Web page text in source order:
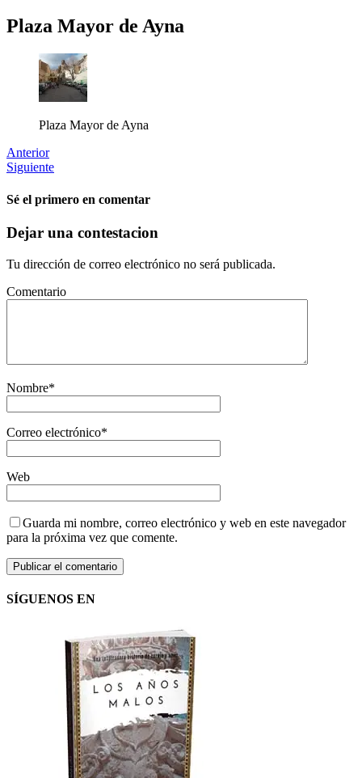
Plaza Mayor de Ayna
Plaza Mayor de Ayna
Anterior
Siguiente
Sé el primero en comentar
Dejar una contestacion
Tu dirección de correo electrónico no será publicada.
Comentario
Nombre*
Correo electrónico*
Web
Guarda mi nombre, correo electrónico y web en este navegador
para la próxima vez que comente.
SÍGUENOS EN